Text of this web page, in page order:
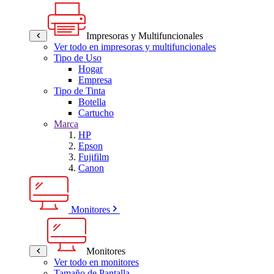
Impresoras y Multifuncionales
Ver todo en impresoras y multifuncionales
Tipo de Uso
Hogar
Empresa
Tipo de Tinta
Botella
Cartucho
Marca
HP
Epson
Fujifilm
Canon
Monitores
Monitores
Ver todo en monitores